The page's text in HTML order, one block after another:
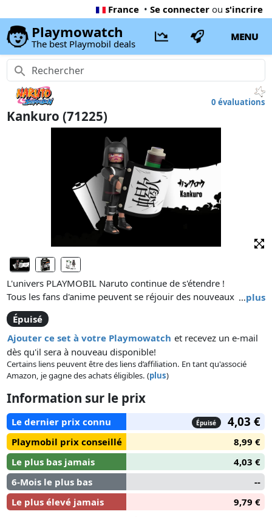
France • Se connecter ou s'incrire
Playmowatch
The best Playmobil deals
MENU
0 évaluations
Kankuro (71225)
…plus
L'univers PLAYMOBIL Naruto continue de s'étendre !
Tous les fans d'anime peuvent se réjouir des nouveaux
personnages du monde passionnant de NARUTO.
Grâce aux nombreux détails des figurines, les personnages
conçus avec précision invitent à reconstituer des scènes
légendaires et à inventer de nouvelles histoires.
Ce set comprend le personnage de NARUTO SHIPPUDEN,
Kankuro, avec un casque à oreilles de chat, la poche sur la
Le parchemin est extensible et peut être enroulé dans l'œillet
dans le dos.
Le personnage est solidement fixé sur le socle pour une
meilleure stabilité.
Épuisé
Ajouter ce set à votre Playmowatch et recevez un e-mail
dès qu'il sera à nouveau disponible!
Certains liens peuvent être des liens d’affiliation. En tant qu'associé
Amazon, je gagne des achats éligibles. (plus)
Information sur le prix
Le dernier prix connu Épuisé 4,03 €
Playmobil prix conseillé
8,99 €
Le plus bas jamais
4,03 €
6-Mois le plus bas
--
Le plus élevé jamais
9,79 €